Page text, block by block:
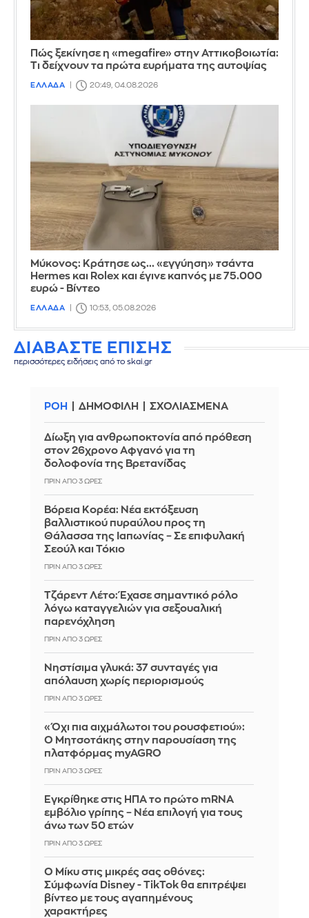
Πώς ξεκίνησε η «megafire» στην Αττικοβοιωτία:
Τι δείχνουν τα πρώτα ευρήματα της αυτοψίας
ΕΛΛΑΔΑ 20:49, 04.08.2026
Μύκονος: Κράτησε ως... «εγγύηση» τσάντα
Hermes και Rolex και έγινε καπνός με 75.000
ευρώ - Βίντεο
ΕΛΛΑΔΑ 10:53, 05.08.2026
ΔΙΑΒΑΣΤΕ ΕΠΙΣΗΣ
περισσότερες ειδήσεις από το skai.gr
ΡΟΗ ΔΗΜΟΦΙΛΗ ΣΧΟΛΙΑΣΜΕΝΑ
Δίωξη για ανθρωποκτονία από πρόθεση
στον 26χρονο Αφγανό για τη
δολοφονία της Βρετανίδας
ΠΡΙΝ ΑΠΌ 3 ΏΡΕΣ
Βόρεια Κορέα: Νέα εκτόξευση
βαλλιστικού πυραύλου προς τη
Θάλασσα της Ιαπωνίας – Σε επιφυλακή
Σεούλ και Τόκιο
ΠΡΙΝ ΑΠΌ 3 ΏΡΕΣ
Τζάρεντ Λέτο: Έχασε σημαντικό ρόλο
λόγω καταγγελιών για σεξουαλική
παρενόχληση
ΠΡΙΝ ΑΠΌ 3 ΏΡΕΣ
Νηστίσιμα γλυκά: 37 συνταγές για
απόλαυση χωρίς περιορισμούς
ΠΡΙΝ ΑΠΌ 3 ΏΡΕΣ
«Όχι πια αιχμάλωτοι του ρουσφετιού»:
Ο Μητσοτάκης στην παρουσίαση της
πλατφόρμας myAGRO
ΠΡΙΝ ΑΠΌ 3 ΏΡΕΣ
Εγκρίθηκε στις ΗΠΑ το πρώτο mRNA
εμβόλιο γρίπης – Νέα επιλογή για τους
άνω των 50 ετών
ΠΡΙΝ ΑΠΌ 3 ΏΡΕΣ
Ο Μίκυ στις μικρές σας οθόνες:
Σύμφωνία Disney - TikTok θα επιτρέψει
βίντεο με τους αγαπημένους
χαρακτήρες